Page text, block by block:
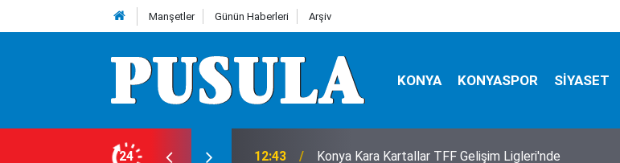
Manşetler Günün Haberleri Arşiv
KONYA KONYASPOR SİYASET
24 12:39 Kulu Belediyespor’da transfer başladı